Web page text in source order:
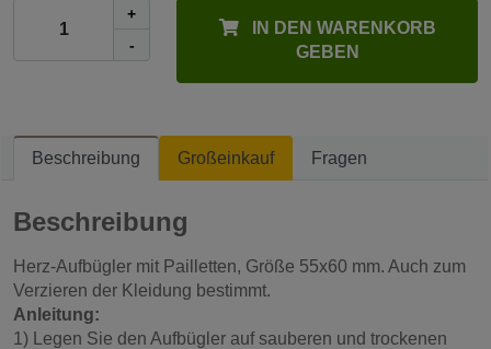
+
-
IN DEN WARENKORB
GEBEN
Beschreibung Großeinkauf Fragen
Beschreibung
Herz-Aufbügler mit Pailletten, Größe 55x60 mm. Auch zum
Verzieren der Kleidung bestimmt.
Anleitung:
1) Legen Sie den Aufbügler auf sauberen und trockenen